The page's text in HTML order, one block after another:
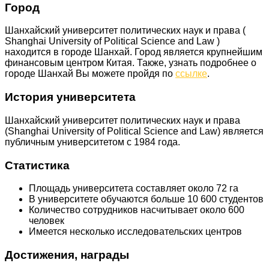
Город
Шанхайский университет политических наук и права (
Shanghai University of Political Science and Law )
находится в городе Шанхай. Город является крупнейшим
финансовым центром Китая. Также, узнать подробнее о
городе Шанхай Вы можете пройдя по ссылке.
История университета
Шанхайский университет политических наук и права
(Shanghai University of Political Science and Law) является
публичным университетом с 1984 года.
Статистика
Площадь университета составляет около 72 га
В университете обучаются больше 10 600 студентов
Количество сотрудников насчитывает около 600
человек
Имеется несколько исследовательских центров
Достижения, награды